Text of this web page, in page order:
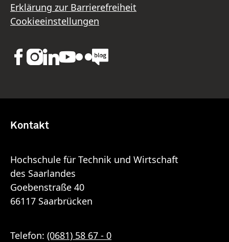
Erklärung zur Barrierefreiheit
Cookieeinstellungen
Kontakt
Hochschule für Technik und Wirtschaft
des Saarlandes
Goebenstraße 40
66117 Saarbrücken
Telefon: (0681) 58 67 - 0